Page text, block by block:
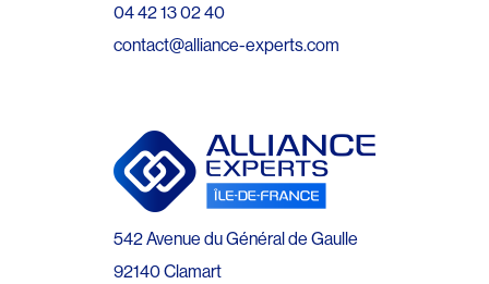
04 42 13 02 40
contact@alliance-experts.com
542 Avenue du Général de Gaulle
92140 Clamart